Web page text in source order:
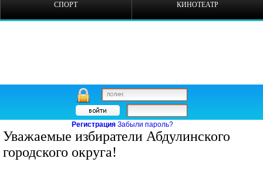
Регистрация Забыли пароль?
СПОРТ КИНОТЕАТР
Уважаемые избиратели Абдулинского
городского округа!